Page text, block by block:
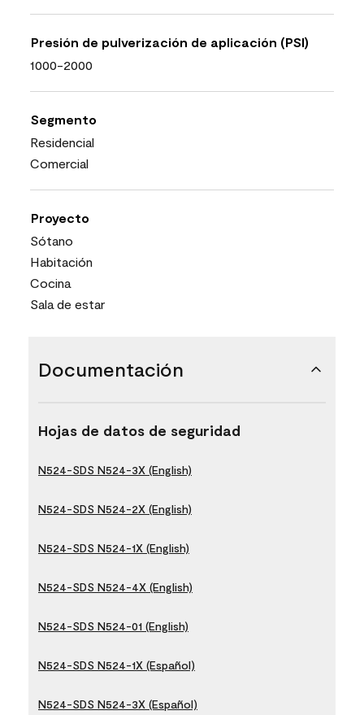
Presión de pulverización de aplicación (PSI)
1000-2000
Segmento
Residencial
Comercial
Proyecto
Sótano
Habitación
Cocina
Sala de estar
Documentación
Hojas de datos de seguridad
N524-SDS N524-3X (English)
N524-SDS N524-2X (English)
N524-SDS N524-1X (English)
N524-SDS N524-4X (English)
N524-SDS N524-01 (English)
N524-SDS N524-1X (Español)
N524-SDS N524-3X (Español)